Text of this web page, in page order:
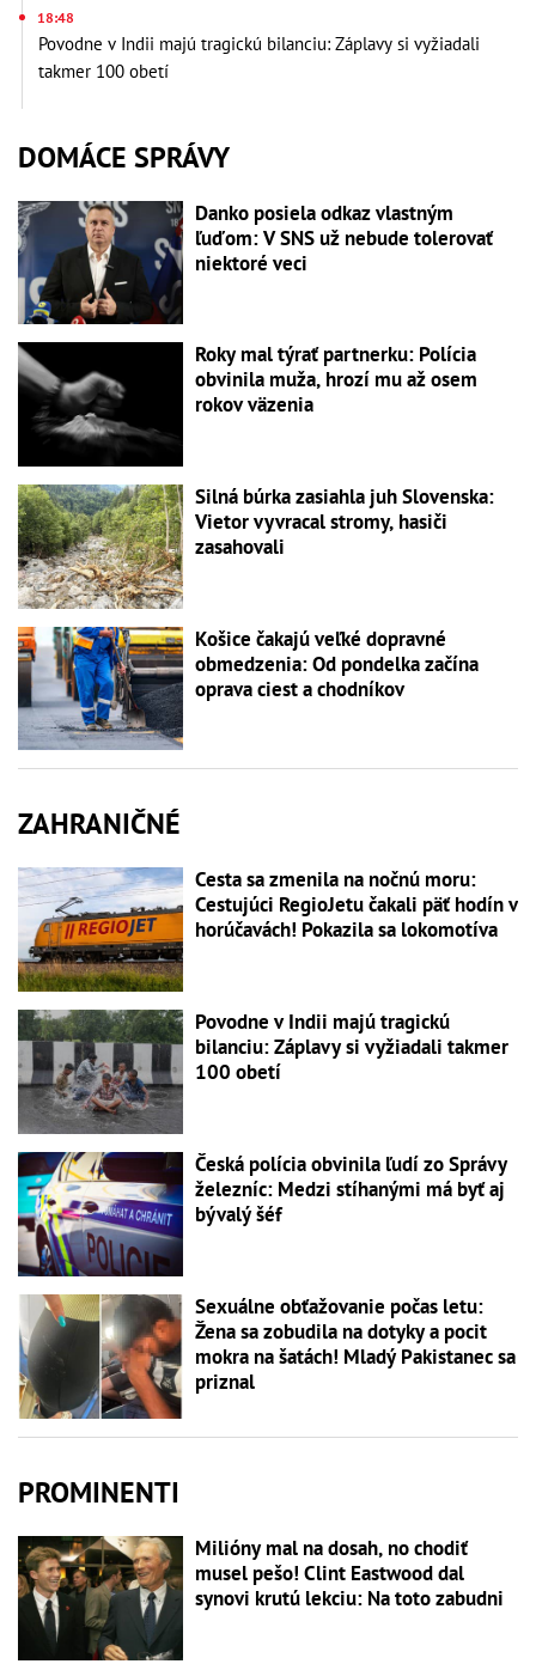
18:48
Povodne v Indii majú tragickú bilanciu: Záplavy si vyžiadali
takmer 100 obetí
DOMÁCE SPRÁVY
Danko posiela odkaz vlastným
ľuďom: V SNS už nebude tolerovať
niektoré veci
Roky mal týrať partnerku: Polícia
obvinila muža, hrozí mu až osem
rokov väzenia
Silná búrka zasiahla juh Slovenska:
Vietor vyvracal stromy, hasiči
zasahovali
Košice čakajú veľké dopravné
obmedzenia: Od pondelka začína
oprava ciest a chodníkov
ZAHRANIČNÉ
Cesta sa zmenila na nočnú moru:
Cestujúci RegioJetu čakali päť hodín v
horúčavách! Pokazila sa lokomotíva
Povodne v Indii majú tragickú
bilanciu: Záplavy si vyžiadali takmer
100 obetí
Česká polícia obvinila ľudí zo Správy
železníc: Medzi stíhanými má byť aj
bývalý šéf
Sexuálne obťažovanie počas letu:
Žena sa zobudila na dotyky a pocit
mokra na šatách! Mladý Pakistanec sa
priznal
PROMINENTI
Milióny mal na dosah, no chodiť
musel pešo! Clint Eastwood dal
synovi krutú lekciu: Na toto zabudni